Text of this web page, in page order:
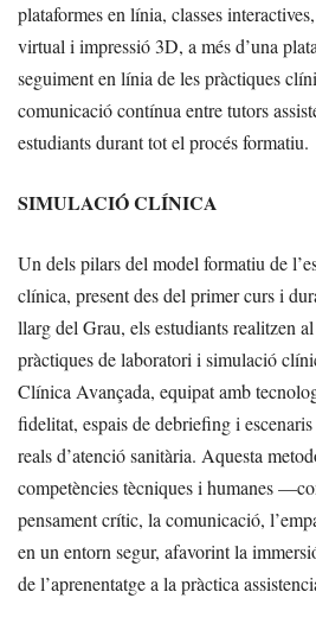
plataformes en línia, classes
virtual i impressió 3D, a més d’una
seguiment en línia de les pràctiques
comunicació contínua entre tutors
estudiants durant tot el procés formatiu.
SIMULACIÓ CLÍNICA
Un dels pilars del model formatiu de
clínica, present des del primer curs i
llarg del Grau, els estudiants realitzen
pràctiques de laboratori i simulació
Clínica Avançada, equipat amb
fidelitat, espais de debriefing i
reals d’atenció sanitària. Aquesta
competències tècniques i humanes
pensament crític, la comunicació,
en un entorn segur, afavorint la
de l’aprenentatge a la pràctica